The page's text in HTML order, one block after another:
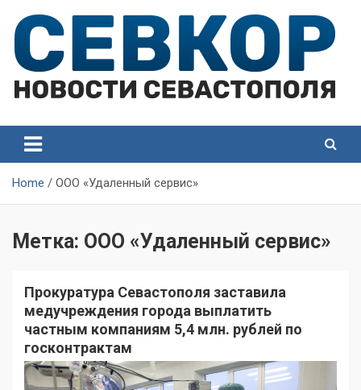
content
Севастополя
Севастополя
Home ООО «Удаленный сервис»
Метка: ООО «Удаленный сервис»
Прокуратура Севастополя заставила
медучреждения города выплатить
частным компаниям 5,4 млн. рублей по
госконтрактам